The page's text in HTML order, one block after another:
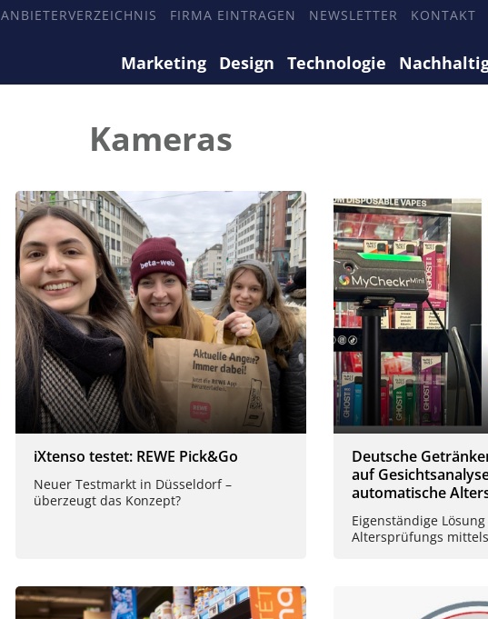
ANBIETERVERZEICHNIS FIRMA EINTRAGEN NEWSLETTER KONTAKT
Marketing Design Technologie
Kameras
iXtenso testet: REWE Pick&Go
Neuer Testmarkt in Düsseldorf –
überzeugt das Konzept?
Deutsche
auf
automatische
Eigenständige
Altersprüfungs